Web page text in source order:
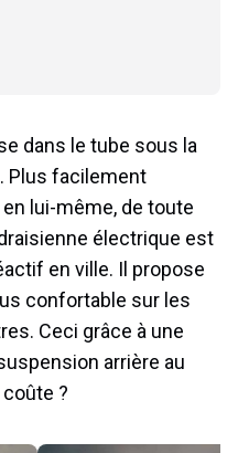
dans le tube sous la
Plus facilement
lui-même, de toute
électrique est
en ville. Il propose
confortable sur les
Ceci grâce à une
arrière au
?